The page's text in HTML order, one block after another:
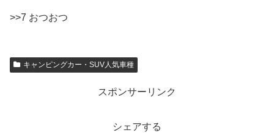
>>7 おつおつ
キャンピングカー・SUV人気車種
スポンサーリンク
シェアする